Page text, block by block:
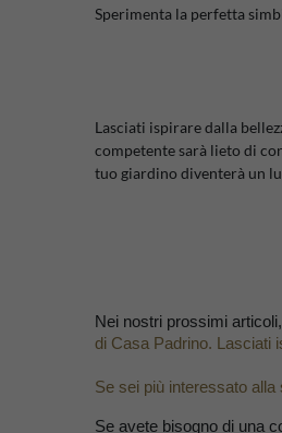
Sperimenta la perfetta
Lasciati ispirare dalla
competente sarà lieto di
tuo giardino diventerà un
Nei nostri prossimi
di Casa Padrino. Lasciati
Se sei più interessato
Se avete bisogno di una